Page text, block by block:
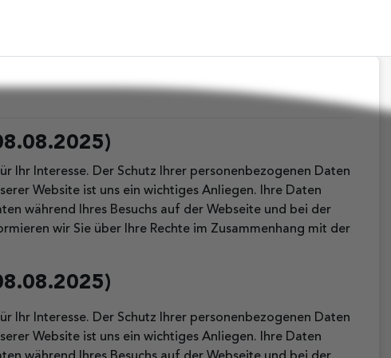
Ihr Interesse. Der Schutz Ihrer personenbezogenen Daten
Website ist uns ein wichtiges Anliegen. Ihre Daten
während Ihres Besuchs auf der Webseite und bei der
wir Sie über Ihre Rechte im Zusammenhang mit der
Ihr Interesse. Der Schutz Ihrer personenbezogenen Daten
Website ist uns ein wichtiges Anliegen. Ihre Daten